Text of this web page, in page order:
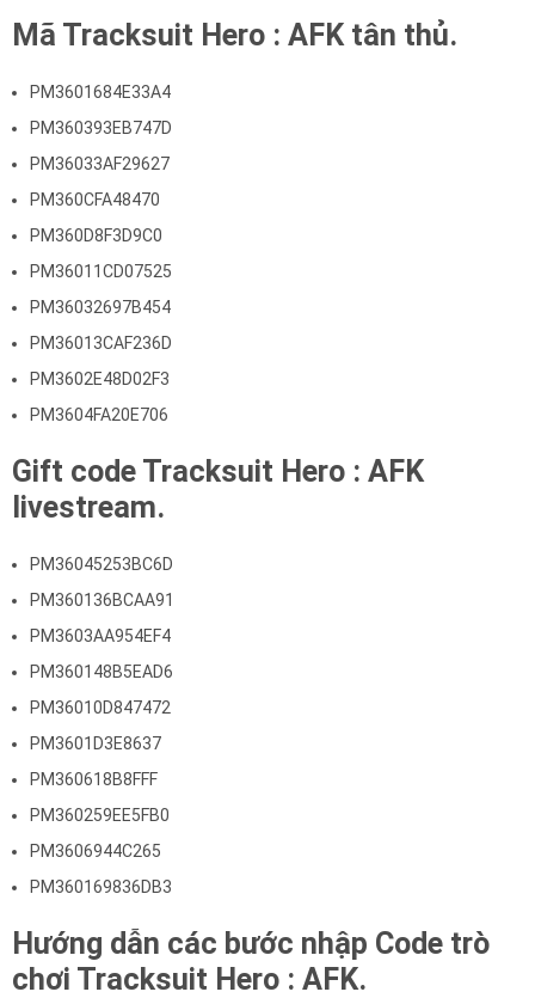
Mã Tracksuit Hero : AFK tân thủ.
PM3601684E33A4
PM360393EB747D
PM36033AF29627
PM360CFA48470
PM360D8F3D9C0
PM36011CD07525
PM36032697B454
PM36013CAF236D
PM3602E48D02F3
PM3604FA20E706
Gift code Tracksuit Hero : AFK
livestream.
PM36045253BC6D
PM360136BCAA91
PM3603AA954EF4
PM360148B5EAD6
PM36010D847472
PM3601D3E8637
PM360618B8FFF
PM360259EE5FB0
PM3606944C265
PM360169836DB3
Hướng dẫn các bước nhập Code trò
chơi Tracksuit Hero : AFK.